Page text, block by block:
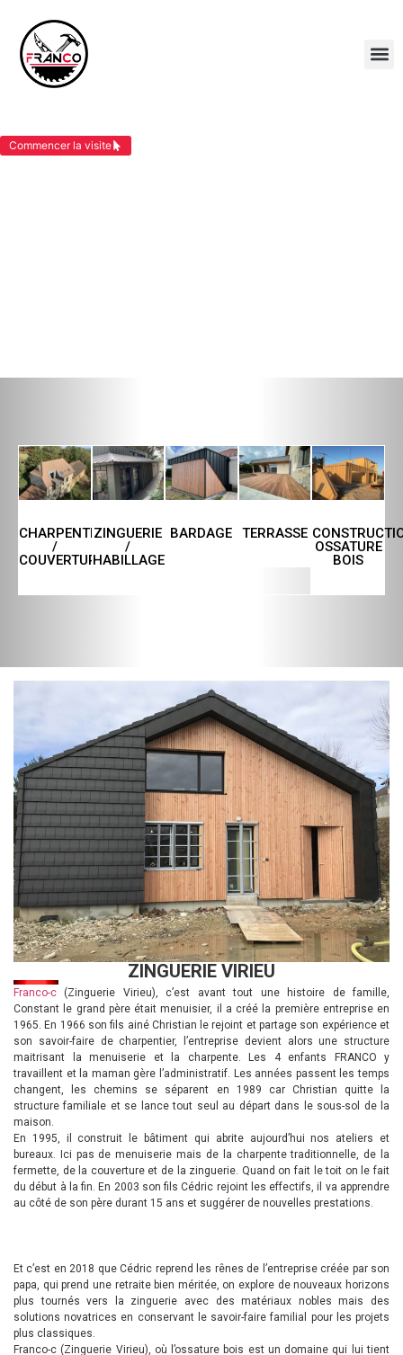
Commencer la visite
CHARPENTE
/
COUVERTURE
ZINGUERIE
/
HABILLAGE
BARDAGE TERRASSE
OSSATURE
BOIS
ZINGUERIE VIRIEU
Franco-c (Zinguerie Virieu), c’est avant tout une histoire de famille,
Constant le grand père était menuisier, il a créé la première entreprise en
1965. En 1966 son fils ainé Christian le rejoint et partage son expérience et
son savoir-faire de charpentier, l’entreprise devient alors une structure
maitrisant la menuiserie et la charpente. Les 4 enfants FRANCO y
travaillent et la maman gère l’administratif. Les années passent les temps
changent, les chemins se séparent en 1989 car Christian quitte la
structure familiale et se lance tout seul au départ dans le sous-sol de la
maison.
En 1995, il construit le bâtiment qui abrite aujourd’hui nos ateliers et
bureaux. Ici pas de menuiserie mais de la charpente traditionnelle, de la
fermette, de la couverture et de la zinguerie. Quand on fait le toit on le fait
du début à la fin. En 2003 son fils Cédric rejoint les effectifs, il va apprendre
au côté de son père durant 15 ans et suggérer de nouvelles prestations.
Et c’est en 2018 que Cédric reprend les rênes de l’entreprise créée par son
papa, qui prend une retraite bien méritée, on explore de nouveaux horizons
plus tournés vers la zinguerie avec des matériaux nobles mais des
solutions novatrices en conservant le savoir-faire familial pour les projets
plus classiques.
Franco-c (Zinguerie Virieu), où l’ossature bois est un domaine qui lui tient